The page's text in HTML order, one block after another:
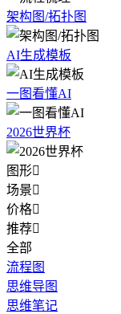
架构图/拓扑图
AI生成模板
一图看懂AI
2026世界杯
图形
场景
价格
推荐
全部
流程图
思维导图
思维笔记